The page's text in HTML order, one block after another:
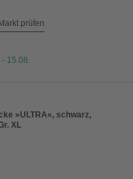
prüfen
15.08.
»ULTRA«, schwarz,
XL